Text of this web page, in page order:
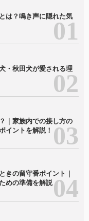
は？鳴き声に隠れた気
・秋田犬が愛される理
｜家族内での接し方の
イントを解説！
きの留守番ポイント｜
めの準備を解説